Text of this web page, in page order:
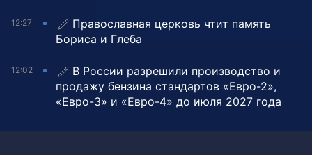
12:27
Православная церковь чтит память
Бориса и Глеба
12:02
В России разрешили производство и
продажу бензина стандартов «Евро-2»,
«Евро-3» и «Евро-4» до июля 2027 года